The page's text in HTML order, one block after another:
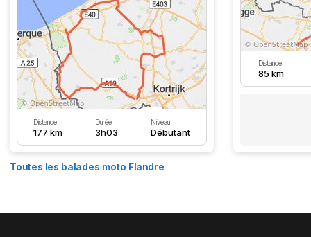
Distance
177 km
Durée
3h03
Niveau
Débutant
Distance
85 km
Toutes les balades moto Flandre